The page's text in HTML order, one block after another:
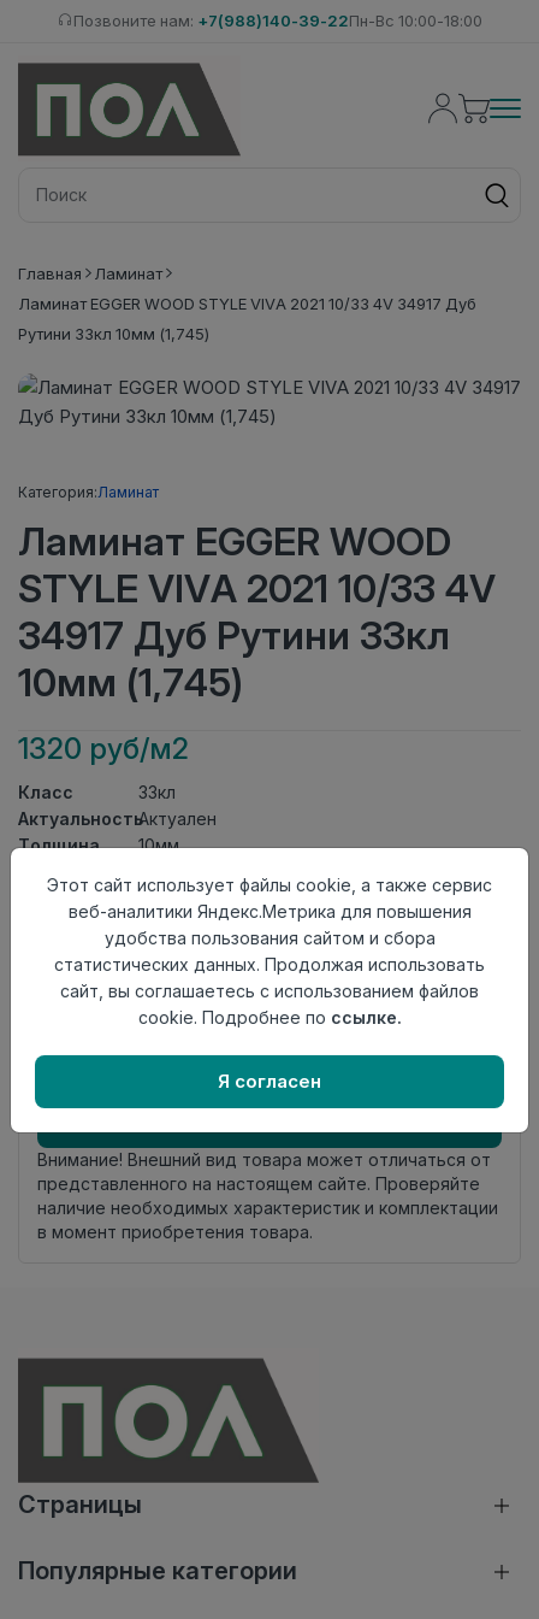
Позвоните нам: +7(988)140-39-22Пн-Вс 10:00-18:00
Главная
Ламинат
Ламинат EGGER WOOD STYLE VIVA 2021 10/33 4V 34917 Дуб
Рутини 33кл 10мм (1,745)
Категория:Ламинат
Ламинат EGGER WOOD
STYLE VIVA 2021 10/33 4V
34917 Дуб Рутини 33кл
10мм (1,745)
1320 руб/м2
Класс
33кл
АктуальностьАктуален
Толщина
10мм
доски
1292×193мм
Теплый пол
до +27 градусов
4V
Замок
Clic It
Страна
происхождения
Россия
Внимание! Внешний вид товара может отличаться от
представленного на настоящем сайте. Проверяйте
наличие необходимых характеристик и комплектации
в момент приобретения товара.
Страницы
Популярные категории
Этот сайт использует файлы cookie, а также сервис
веб-аналитики Яндекс.Метрика для повышения
удобства пользования сайтом и сбора
статистических данных. Продолжая использовать
сайт, вы соглашаетесь с использованием файлов
cookie. Подробнее по ссылке.
Я согласен